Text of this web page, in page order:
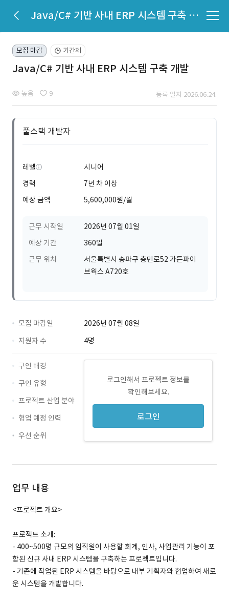
Java/C# 기반 사내 ERP 시스템 구축 개발
모집 마감 🕒 기간제
Java/C# 기반 사내 ERP 시스템 구축 개발
높음 9 등록 일자 2026.06.24.
풀스택 개발자
레벨
시니어
경력
7년 차 이상
예상 금액
5,600,000원/월
근무 시작일
2026년 07월 01일
예상 기간
360일
근무 위치
서울특별시 송파구 충민로52 가든파이
브웍스 A720호
모집 마감일
2026년 07월 08일
지원자 수
4명
로그인해서 프로젝트 정보를
확인해보세요.
로그인
구인 배경
구인 유형
프로젝트 산업 분야
협업 예정 인력
우선 순위
업무 내용
<프로젝트 개요>
프로젝트 소개:
- 400~500명 규모의 임직원이 사용할 회계, 인사, 사업관리 기능이 포
함된 신규 사내 ERP 시스템을 구축하는 프로젝트입니다.
- 기존에 작업된 ERP 시스템을 바탕으로 내부 기획자와 협업하여 새로
운 시스템을 개발합니다.